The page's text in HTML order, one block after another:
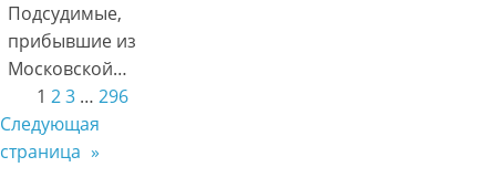
Подсудимые,
прибывшие из
Московской…
1 23 … 296
Следующая
страница »